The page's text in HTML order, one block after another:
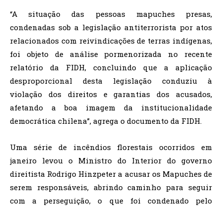
“A situação das pessoas mapuches presas,
condenadas sob a legislação antiterrorista por atos
relacionados com reivindicações de terras indígenas,
foi objeto de análise pormenorizada no recente
relatório da FIDH, concluindo que a aplicação
desproporcional desta legislação conduziu à
violação dos direitos e garantias dos acusados,
afetando a boa imagem da institucionalidade
democrática chilena”, agrega o documento da FIDH.
Uma série de incêndios florestais ocorridos em
janeiro levou o Ministro do Interior do governo
direitista Rodrigo Hinzpeter a acusar os Mapuches de
serem responsáveis, abrindo caminho para seguir
com a perseguição, o que foi condenado pelo